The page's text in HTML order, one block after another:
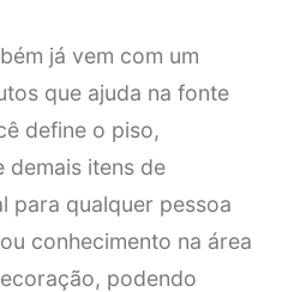
já vem com um
que ajuda na fonte
define o piso,
demais itens de
para qualquer pessoa
conhecimento na área
podendo